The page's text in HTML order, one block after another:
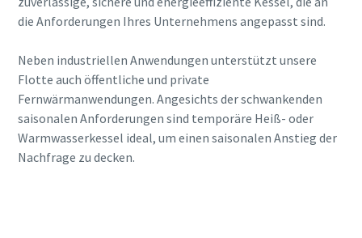
die Anforderungen Ihres Unternehmens angepasst sind.
Neben industriellen Anwendungen unterstützt unsere
Flotte auch öffentliche und private
Fernwärmanwendungen. Angesichts der schwankenden
saisonalen Anforderungen sind temporäre Heiß- oder
Warmwasserkessel ideal, um einen saisonalen Anstieg der
Nachfrage zu decken.